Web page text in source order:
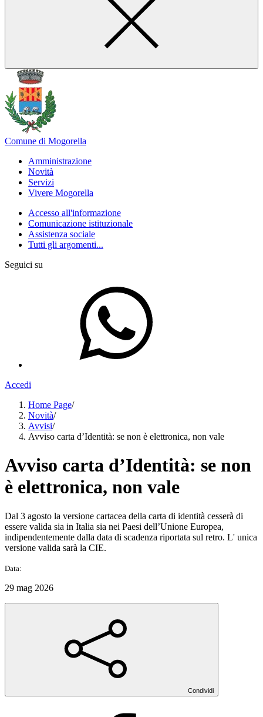
Comune di Mogorella
Amministrazione
Novità
Servizi
Vivere Mogorella
Accesso all'informazione
Comunicazione istituzionale
Assistenza sociale
Tutti gli argomenti...
Seguici su
Accedi
Home Page/
Novità/
Avvisi/
Avviso carta d’Identità: se non è elettronica, non vale
Avviso carta d’Identità: se non
è elettronica, non vale
Dal 3 agosto la versione cartacea della carta di identità cesserà di
essere valida sia in Italia sia nei Paesi dell’Unione Europea,
indipendentemente dalla data di scadenza riportata sul retro. L' unica
versione valida sarà la CIE.
Data:
29 mag 2026
Condividi